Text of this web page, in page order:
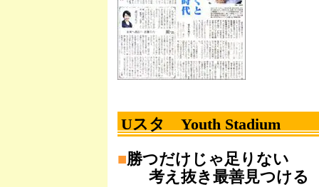
Uスタ Youth Stadium
■勝つだけじゃ足りない
考え抜き最善見つける